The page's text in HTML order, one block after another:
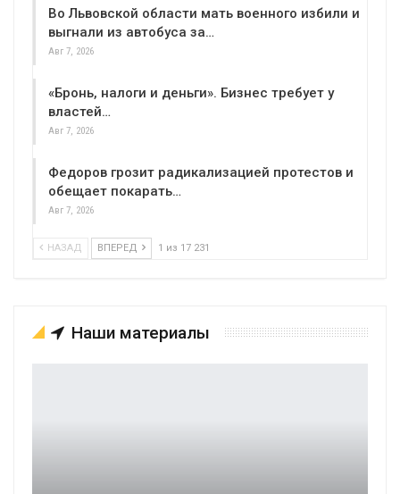
Во Львовской области мать военного избили и
выгнали из автобуса за…
Авг 7, 2026
«Бронь, налоги и деньги». Бизнес требует у
властей…
Авг 7, 2026
Федоров грозит радикализацией протестов и
обещает покарать…
Авг 7, 2026
НАЗАД ВПЕРЕД 1 из 17 231
Наши материалы